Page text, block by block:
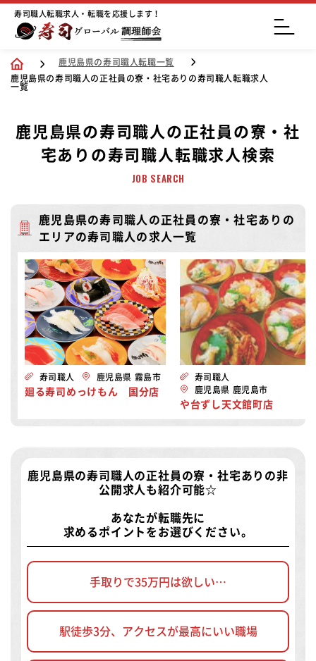
寿司職人転職求人・転職を応援します！
鹿児島県の寿司職人転職一覧
鹿児島県の寿司職人の正社員の寮・社宅ありの寿司職人転職求人
一覧
鹿児島県の寿司職人の正社員の寮・社
宅ありの寿司職人転職求人検索
JOB SEARCH
鹿児島県の寿司職人の正社員の寮・社宅ありの
エリアの寿司職人の求人一覧
寿司職人 鹿児島県 霧島市
廻る寿司めっけもん 国分店
寿司職人
鹿児島県 鹿児島市
や台ずし天文館町店
鹿児島県の寿司職人の正社員の寮・社宅ありの非
公開求人 も紹介可能☆
あなたが転職先に
求めるポイントをお選びください。
手取りで35万円は欲しい…
駅徒歩3分、アクセスが最高にいい職場